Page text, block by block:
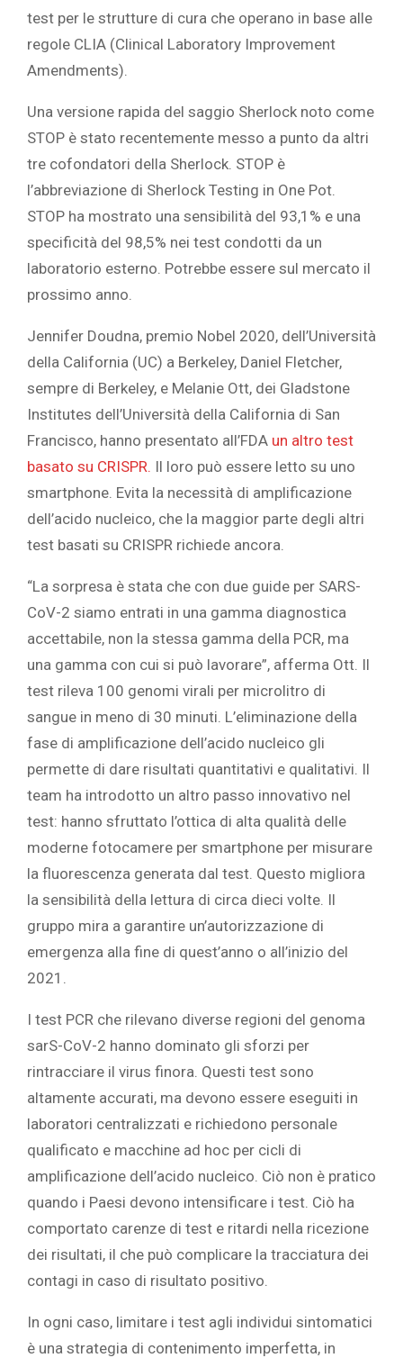
test per le strutture di cura che operano in base alle
regole CLIA (Clinical Laboratory Improvement
Amendments).
Una versione rapida del saggio Sherlock noto come
STOP è stato recentemente messo a punto da altri
tre cofondatori della Sherlock. STOP è
l’abbreviazione di Sherlock Testing in One Pot.
STOP ha mostrato una sensibilità del 93,1% e una
specificità del 98,5% nei test condotti da un
laboratorio esterno. Potrebbe essere sul mercato il
prossimo anno.
Jennifer Doudna, premio Nobel 2020, dell’Università
della California (UC) a Berkeley, Daniel Fletcher,
sempre di Berkeley, e Melanie Ott, dei Gladstone
Institutes dell’Università della California di San
Francisco, hanno presentato all’FDA un altro test
basato su CRISPR. Il loro può essere letto su uno
smartphone. Evita la necessità di amplificazione
dell’acido nucleico, che la maggior parte degli altri
test basati su CRISPR richiede ancora.
“La sorpresa è stata che con due guide per SARS-
CoV-2 siamo entrati in una gamma diagnostica
accettabile, non la stessa gamma della PCR, ma
una gamma con cui si può lavorare”, afferma Ott. Il
test rileva 100 genomi virali per microlitro di
sangue in meno di 30 minuti. L’eliminazione della
fase di amplificazione dell’acido nucleico gli
permette di dare risultati quantitativi e qualitativi. Il
team ha introdotto un altro passo innovativo nel
test: hanno sfruttato l’ottica di alta qualità delle
moderne fotocamere per smartphone per misurare
la fluorescenza generata dal test. Questo migliora
la sensibilità della lettura di circa dieci volte. Il
gruppo mira a garantire un’autorizzazione di
emergenza alla fine di quest’anno o all’inizio del
2021.
I test PCR che rilevano diverse regioni del genoma
sarS-CoV-2 hanno dominato gli sforzi per
rintracciare il virus finora. Questi test sono
altamente accurati, ma devono essere eseguiti in
laboratori centralizzati e richiedono personale
qualificato e macchine ad hoc per cicli di
amplificazione dell’acido nucleico. Ciò non è pratico
quando i Paesi devono intensificare i test. Ciò ha
comportato carenze di test e ritardi nella ricezione
dei risultati, il che può complicare la tracciatura dei
contagi in caso di risultato positivo.
In ogni caso, limitare i test agli individui sintomatici
è una strategia di contenimento imperfetta, in